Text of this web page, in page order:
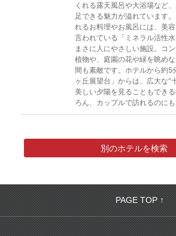
くれる露天風呂や大浴場など
足できる魅力が溢れています
れるお料理やお風呂には、美
言われている「ミネラル活性水
まさに人にやさしい施設。コ
植物や、庭園の花や緑を眺め
間も素敵です。ホテルから約5
ヶ丘展望台」からは、広大な“
美しい夕陽を見ることもでき
ろん、カップルで訪れるのにも
別のホテルを検索
PAGE TOP ↑